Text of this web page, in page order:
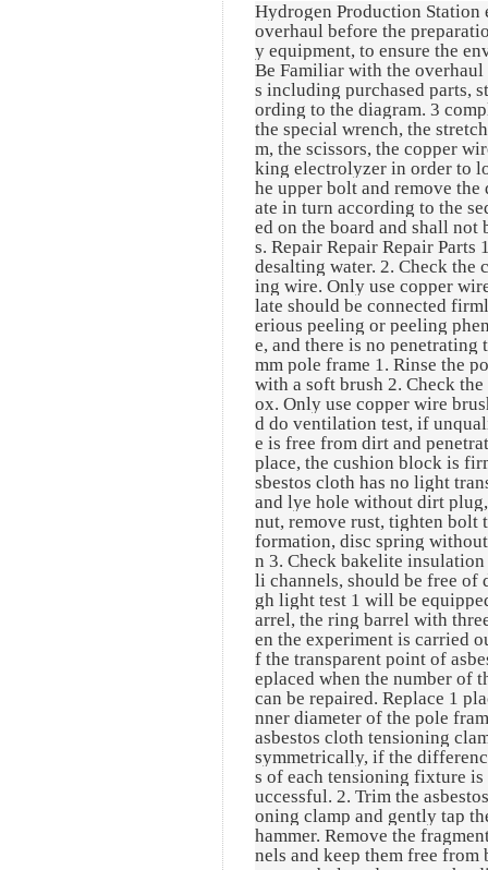
Hydrogen Production
overhaul before the
y equipment, to ensure the
Be Familiar with the
s including purchased parts,
ording to the diagram. 3
the special wrench, the
m, the scissors, the copper
king electrolyzer in order to
he upper bolt and remove
ate in turn according to the
ed on the board and shall
s. Repair Repair Repair
desalting water. 2. Check the
ing wire. Only use copper
late should be connected
erious peeling or peeling
e, and there is no penetrating
mm pole frame 1. Rinse the
with a soft brush 2. Check
ox. Only use copper wire
d do ventilation test, if
e is free from dirt and
place, the cushion block is
sbestos cloth has no light
and lye hole without dirt
nut, remove rust, tighten bolt
formation, disc spring
n 3. Check bakelite
li channels, should be free of
gh light test 1 will be
arrel, the ring barrel with
en the experiment is carried
f the transparent point of
eplaced when the number of
can be repaired. Replace 1
nner diameter of the pole
asbestos cloth tensioning
symmetrically, if the
s of each tensioning fixture
uccessful. 2. Trim the
oning clamp and gently tap
hammer. Remove the
nels and keep them free